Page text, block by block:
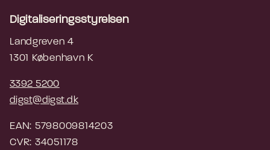
Digitaliseringsstyrelsen
Landgreven 4
1301 København K
3392 5200
digst@digst.dk
EAN: 5798009814203
CVR: 34051178